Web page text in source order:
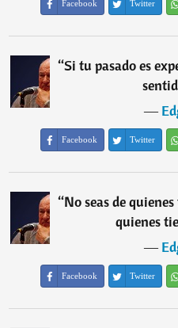
Facebook Twitter
“Si tu pasado es
―
Facebook Twitter
“No seas de
quienes
―
Facebook Twitter